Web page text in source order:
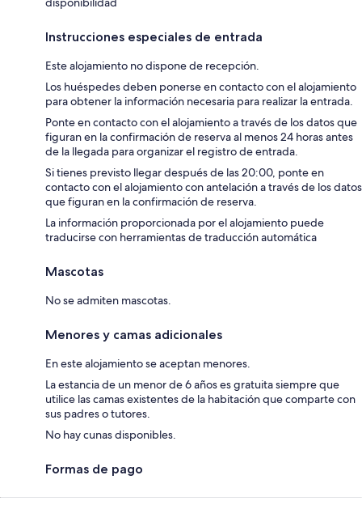
Instrucciones especiales de entrada
Este alojamiento no dispone de recepción.
Los huéspedes deben ponerse en contacto con el alojamiento
para obtener la información necesaria para realizar la entrada.
Ponte en contacto con el alojamiento a través de los datos que
figuran en la confirmación de reserva al menos 24 horas antes
de la llegada para organizar el registro de entrada.
Si tienes previsto llegar después de las 20:00, ponte en
contacto con el alojamiento con antelación a través de los datos
que figuran en la confirmación de reserva.
La información proporcionada por el alojamiento puede
traducirse con herramientas de traducción automática
Mascotas
No se admiten mascotas.
Menores y camas adicionales
En este alojamiento se aceptan menores.
La estancia de un menor de 6 años es gratuita siempre que
utilice las camas existentes de la habitación que comparte con
sus padres o tutores.
No hay cunas disponibles.
Formas de pago